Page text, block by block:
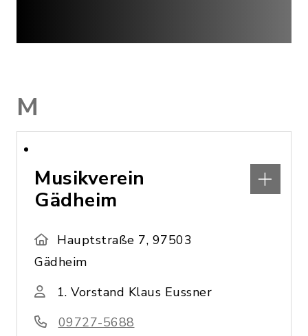
M
Musikverein
Gädheim
Hauptstraße 7, 97503
Gädheim
1. Vorstand Klaus Eussner
09727-5688